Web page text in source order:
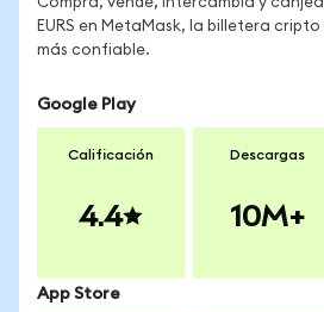
EURS en MetaMask, la billetera cripto
más confiable.
Google Play
Calificación
4.4
Descargas
10M+
App Store